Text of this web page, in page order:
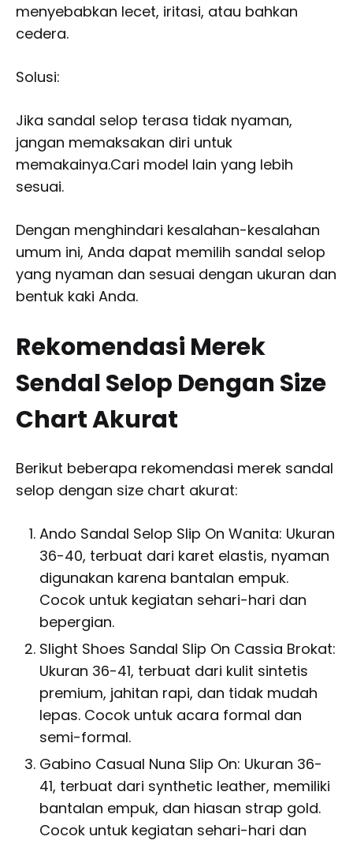
menyebabkan lecet, iritasi, atau bahkan
cedera.
Solusi:
Jika sandal selop terasa tidak nyaman,
jangan memaksakan diri untuk
memakainya.Cari model lain yang lebih
sesuai.
Dengan menghindari kesalahan-kesalahan
umum ini, Anda dapat memilih sandal selop
yang nyaman dan sesuai dengan ukuran dan
bentuk kaki Anda.
Rekomendasi Merek
Sendal Selop Dengan Size
Chart Akurat
Berikut beberapa rekomendasi merek sandal
selop dengan size chart akurat:
Ando Sandal Selop Slip On Wanita: Ukuran
36-40, terbuat dari karet elastis, nyaman
digunakan karena bantalan empuk.
Cocok untuk kegiatan sehari-hari dan
bepergian.
Slight Shoes Sandal Slip On Cassia Brokat:
Ukuran 36-41, terbuat dari kulit sintetis
premium, jahitan rapi, dan tidak mudah
lepas. Cocok untuk acara formal dan
semi-formal.
Gabino Casual Nuna Slip On: Ukuran 36-
41, terbuat dari synthetic leather, memiliki
bantalan empuk, dan hiasan strap gold.
Cocok untuk kegiatan sehari-hari dan